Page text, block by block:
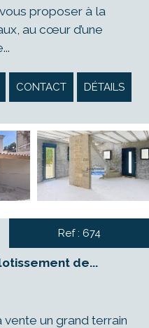
proposer à la
au cœur d’une
CONTACT DÉTAILS
Ref : 674
de...
vente un grand terrain